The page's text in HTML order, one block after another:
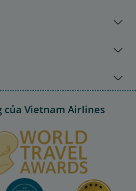
của Vietnam Airlines